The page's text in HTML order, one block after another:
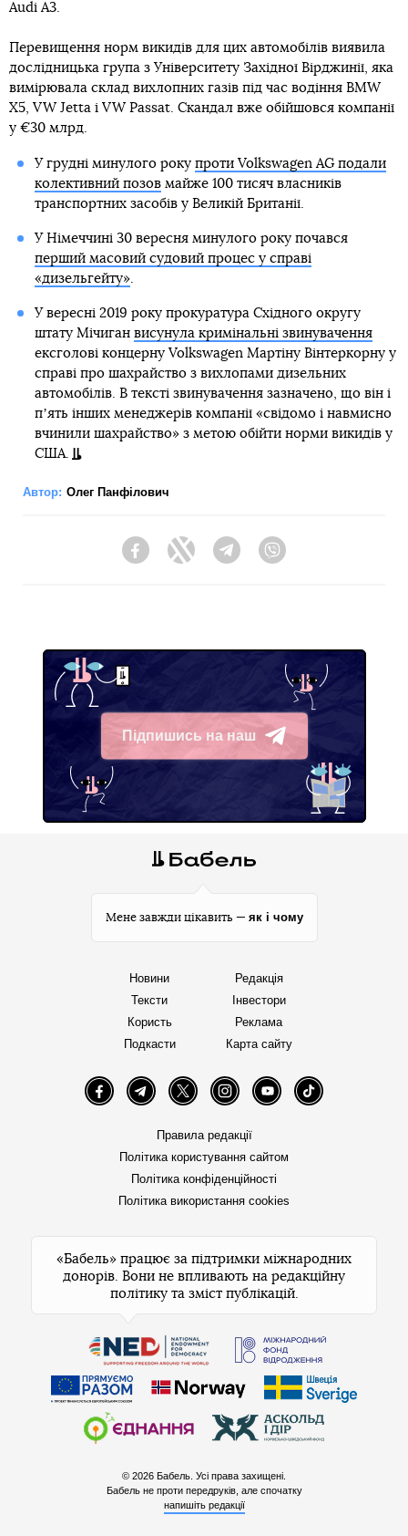
Audi A3.
Перевищення норм викидів для цих автомобілів виявила
дослідницька група з Університету Західної Вірджинії, яка
вимірювала склад вихлопних газів під час водіння BMW
X5, VW Jetta і VW Passat. Скандал вже обійшовся компанії
у €30 млрд.
У грудні минулого року проти Volkswagen AG подали
колективний позовмайже 100 тисяч власників
транспортних засобів у Великій Британії.
У Німеччині 30 вересня минулого року почався
перший масовий судовий процес у справі
«дизельгейту».
У вересні 2019 року прокуратура Східного округу
штату Мічиган висунула кримінальні звинувачення
ексголові концерну Volkswagen Мартіну Вінтеркорну у
справі про шахрайство з вихлопами дизельних
автомобілів. В тексті звинувачення зазначено, що він і
пʼять інших менеджерів компанії «свідомо і навмисно
вчинили шахрайство» з метою обійти норми викидів у
США.
Автор: Олег Панфілович
FacebookTwitter Telegram
Підпишись на наш
Telegram
Мене завжди цікавить — як і чому
Новини
Тексти
Користь
Подкасти
Редакція
Інвестори
Реклама
Карта сайту
FacebookTelegramTwitter InstagramYouTube TikTok
Правила редакції
Політика користування сайтом
Політика конфіденційності
Політика використання cookies
«Бабель» працює за підтримки міжнародних
донорів. Вони не впливають на редакційну
політику та зміст публікацій.
© 2026 Бабель. Усі права захищені.
Бабель не проти передруків, але спочатку
напишіть редакції